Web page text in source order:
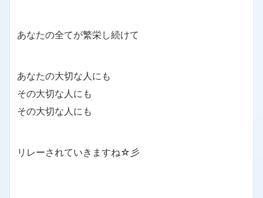
あなたの全てが繁栄し続けて
あなたの大切な人にも
その大切な人にも
その大切な人にも
リレーされていきますね☆彡